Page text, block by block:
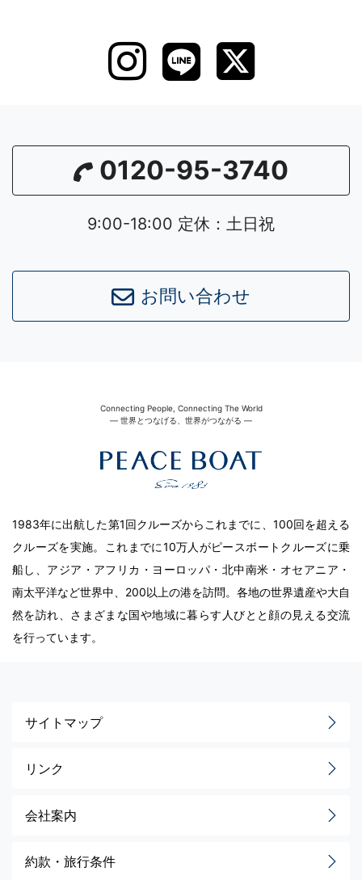
0120-95-3740
9:00-18:00 定休：土日祝
お問い合わせ
Connecting People, Connecting The World
― 世界とつなげる、世界がつながる ―
1983年に出航した第1回クルーズからこれまでに、100回を超える
クルーズを実施。これまでに10万人がピースボートクルーズに乗
船し、アジア・アフリカ・ヨーロッパ・北中南米・オセアニア・
南太平洋など世界中、200以上の港を訪問。各地の世界遺産や大自
然を訪れ、さまざまな国や地域に暮らす人びとと顔の見える交流
を行っています。
サイトマップ
リンク
会社案内
約款・旅行条件